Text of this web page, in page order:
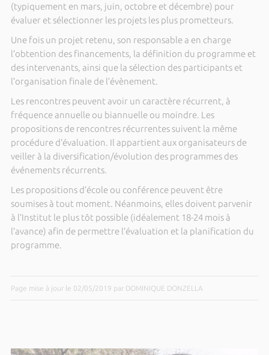
(typiquement en mars, juin, octobre et décembre) pour
évaluer et sélectionner les projets les plus prometteurs.
Une fois un projet retenu, son responsable a en charge
l’obtention des financements, la définition du programme et
des intervenants, ainsi que la sélection des participants et
l’organisation finale de l’évènement.
Les rencontres peuvent avoir un caractère récurrent, à
fréquence annuelle ou biannuelle ou moindre. Les
propositions de rencontres récurrentes suivent la même
procédure d’évaluation. Il appartient aux organisateurs de
veiller à la diversification/évolution des programmes des
événements récurrents.
Les propositions d’école ou conférence peuvent être
soumises à tout moment. Néanmoins, elles doivent parvenir
à l’Institut le plus tôt possible (idéalement 18-24 mois à
l’avance) afin de permettre l’évaluation et la planification du
programme.
Page mise à jour le 02/05/2019 par DOMINIQUE DONZELLA